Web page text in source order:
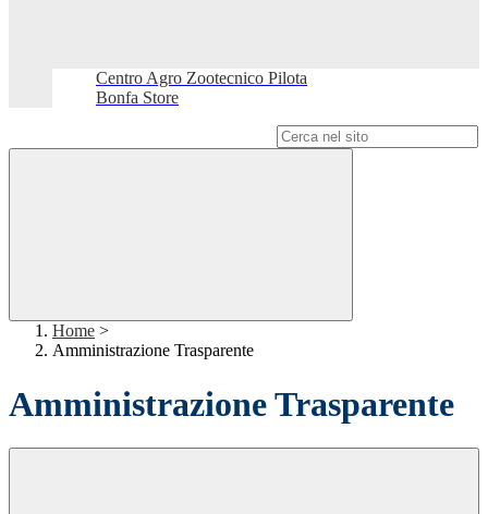
Centro Agro Zootecnico Pilota
Bonfa Store
Home >
Amministrazione Trasparente
Amministrazione Trasparente